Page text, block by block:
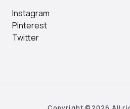
Instagram
Pinterest
Twitter